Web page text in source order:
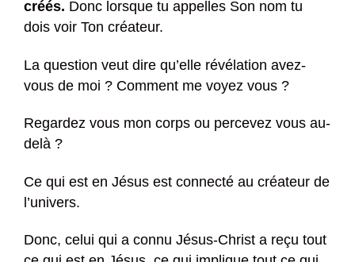
créés. Donc lorsque tu appelles Son nom tu
dois voir Ton créateur.
La question veut dire qu’elle révélation avez-
vous de moi ? Comment me voyez vous ?
Regardez vous mon corps ou percevez vous au-
delà ?
Ce qui est en Jésus est connecté au créateur de
l’univers.
Donc, celui qui a connu Jésus-Christ a reçu tout